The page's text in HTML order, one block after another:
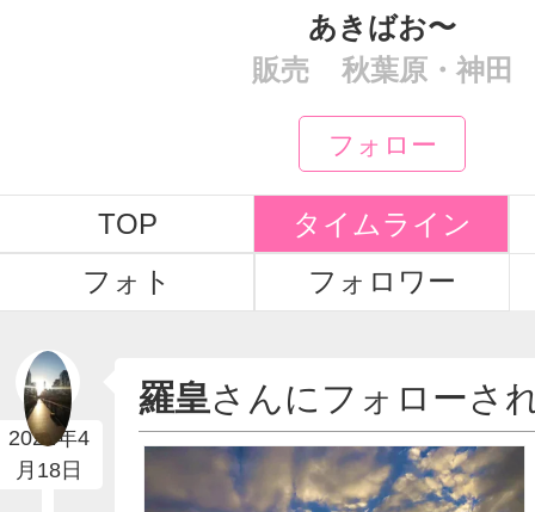
あきばお〜
販売
秋葉原・神田
フォロー
TOP
タイムライン
フォト
フォロワー
2022年4
月18日
羅皇さんにフォローさ